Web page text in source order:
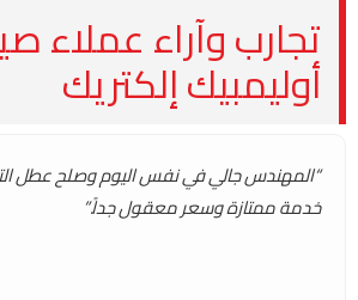
تجارب وآراء عملاء
أوليمبيك إلكتريك
“المهندس جالي في نفس اليوم وصلح عطل
خدمة ممتازة وسعر معقول جداً.”